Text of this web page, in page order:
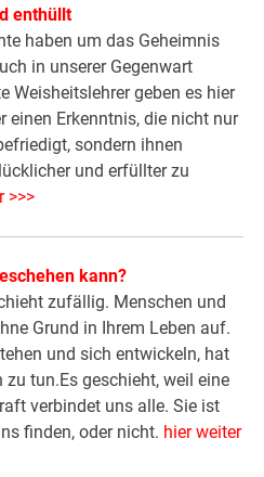
enthüllt
haben um das Geheimnis
in unserer Gegenwart
Weisheitslehrer geben es hier
einen Erkenntnis, die nicht nur
sondern ihnen
und erfüllter zu
>>>
kann?
zufällig. Menschen und
Grund in Ihrem Leben auf.
und sich entwickeln, hat
tun.Es geschieht, weil eine
verbindet uns alle. Sie ist
finden, oder nicht. hier weiter